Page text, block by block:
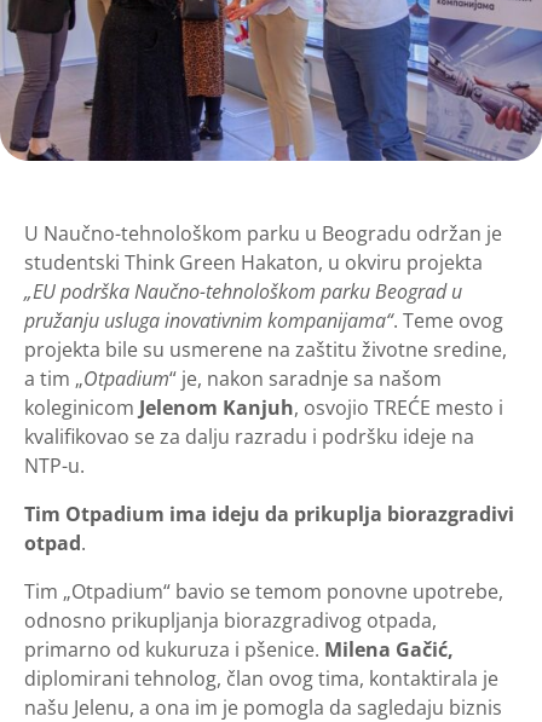
U Naučno-tehnološkom parku u Beogradu održan je
studentski Think Green Hakaton, u okviru projekta
„EU podrška Naučno-tehnološkom parku Beograd u
pružanju usluga inovativnim kompanijama“. Teme ovog
projekta bile su usmerene na zaštitu životne sredine,
a tim „Otpadium“ je, nakon saradnje sa našom
koleginicom Jelenom Kanjuh, osvojio TREĆE mesto i
kvalifikovao se za dalju razradu i podršku ideje na
NTP-u.
Tim Otpadium ima ideju da prikuplja biorazgradivi
otpad.
Tim „Otpadium“ bavio se temom ponovne upotrebe,
odnosno prikupljanja biorazgradivog otpada,
primarno od kukuruza i pšenice. Milena Gačić,
diplomirani tehnolog, član ovog tima, kontaktirala je
našu Jelenu, a ona im je pomogla da sagledaju biznis